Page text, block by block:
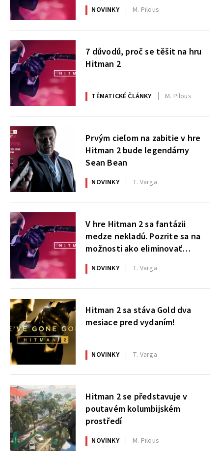
NOVINKY M. Pilous
7 důvodů, proč se těšit na hru
Hitman 2
TÉMATICKÉ ČLÁNKY M. Pilous
Prvým cieľom na zabitie v hre
Hitman 2 bude legendárny
Sean Bean
NOVINKY T. Varga
V hre Hitman 2 sa fantázii
medze nekladú. Pozrite sa na
možnosti ako eliminovať
nepriateľské ciele
NOVINKY T. Varga
Hitman 2 sa stáva Gold dva
mesiace pred vydaním!
NOVINKY T. Varga
Hitman 2 se představuje v
poutavém kolumbijském
prostředí
NOVINKY M. Pilous